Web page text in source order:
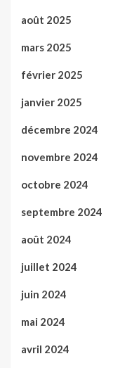
août 2025
mars 2025
février 2025
janvier 2025
décembre 2024
novembre 2024
octobre 2024
septembre 2024
août 2024
juillet 2024
juin 2024
mai 2024
avril 2024